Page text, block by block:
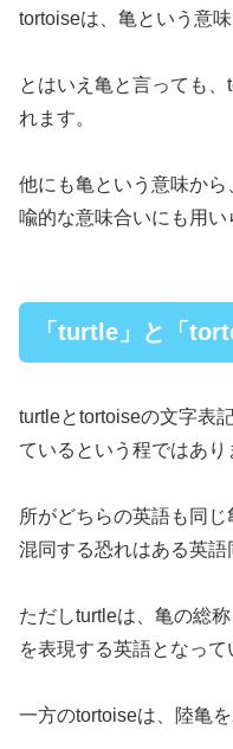
tortoiseは、亀という意
とはいえ亀と言っても
れます。
他にも亀という意味か
喩的な意味合いにも用い
「turtle」と「
turtleとtortoiseの文字表
ているという程ではあり
所がどちらの英語も同じ
混同する恐れはある英語
ただしturtleは、亀の総
を表現する英語となって
一方のtortoiseは、陸亀を